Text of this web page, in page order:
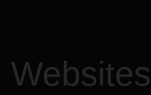
Websites